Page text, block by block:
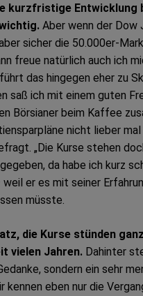
kurzfristige Entwicklung
Aber wenn der Dow
sicher die 50.000er-
freue natürlich auch ich
das hingegen eher zu
saß ich mit einem guten
Börsianer beim Kaffee
nicht lieber mal
„Die Kurse stehen
da habe ich kurz
weil er es mit seiner
müsste.
die Kurse stünden
vielen Jahren. Dahinter
sondern ein sehr
kennen eben nur die